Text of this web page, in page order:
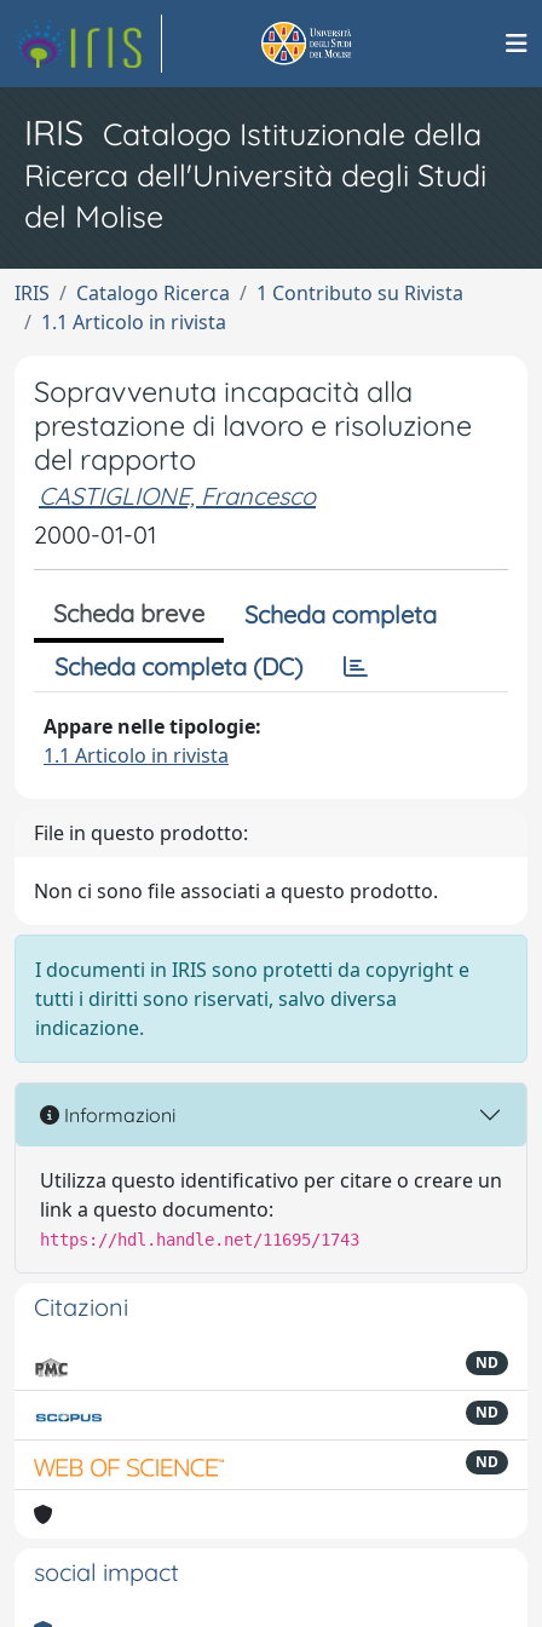
IRIS Catalogo Istituzionale della
Ricerca dell'Università degli Studi
del Molise
IRIS Catalogo Ricerca
1 Contributo su Rivista
1.1 Articolo in rivista
Sopravvenuta incapacità alla
prestazione di lavoro e risoluzione
del rapporto
CASTIGLIONE, Francesco
2000-01-01
Scheda breve
Scheda completa
Scheda completa (DC)
Appare nelle tipologie:
1.1 Articolo in rivista
File in questo prodotto:
Non ci sono file associati a questo prodotto.
I documenti in IRIS sono protetti da copyright e
tutti i diritti sono riservati, salvo diversa
indicazione.
Informazioni
Utilizza questo identificativo per citare o creare un
link a questo documento:
https://hdl.handle.net/11695/1743
Citazioni
ND
ND
ND
social impact